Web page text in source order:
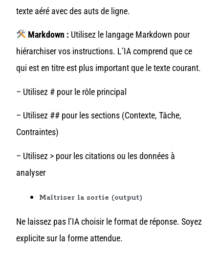
texte aéré avec des auts de ligne.
Markdown : Utilisez le langage Markdown pour
hiérarchiser vos instructions. L’IA comprend que ce
qui est en titre est plus important que le texte courant.
– Utilisez # pour le rôle principal
– Utilisez ## pour les sections (Contexte, Tâche,
Contraintes)
– Utilisez > pour les citations ou les données à
analyser
Maîtriser la sortie (output)
Ne laissez pas l’IA choisir le format de réponse. Soyez
explicite sur la forme attendue.